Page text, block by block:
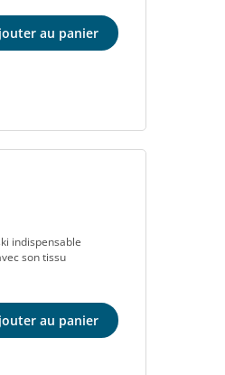
au panier
indispensable
son tissu
au panier